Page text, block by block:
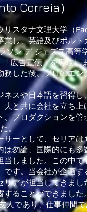
Correia）
リスタナ文理大学（
業し、英語及びポルト
ソン デ ジェズス高等
「広告宣伝」を専攻し
務した後、プロのエン
ネスや日本語を習得し
夫と共に会社を立ち上
プロダクションを管
。
サーとして、セリアは
は勿論、国際的にも
当しました。この中
です。当会社が企画
リアが担当してきまし
することができました
人であり、仕事仲間